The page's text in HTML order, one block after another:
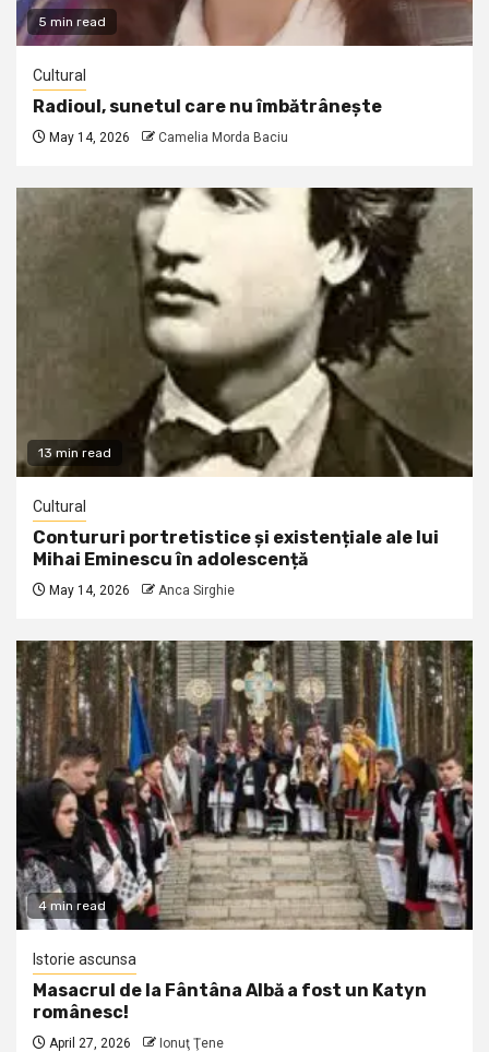
5 min read
Cultural
Radioul, sunetul care nu îmbătrânește
May 14, 2026 Camelia Morda Baciu
13 min read
Cultural
Contururi portretistice și existențiale ale lui
Mihai Eminescu în adolescență
May 14, 2026 Anca Sirghie
4 min read
Istorie ascunsa
Masacrul de la Fântâna Albă a fost un Katyn
românesc!
April 27, 2026 Ionuţ Ţene